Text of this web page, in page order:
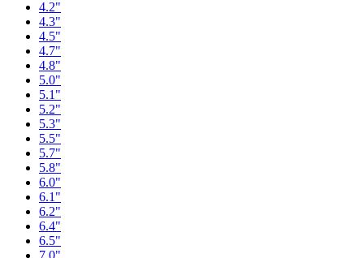
4.2"
4.3"
4.5"
4.7"
4.8"
5.0"
5.1"
5.2"
5.3"
5.5"
5.7"
5.8"
6.0"
6.1"
6.2"
6.4"
6.5"